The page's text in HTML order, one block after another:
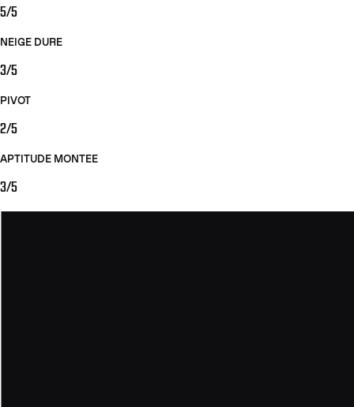
5/5
NEIGE DURE
3/5
PIVOT
2/5
APTITUDE MONTEE
3/5